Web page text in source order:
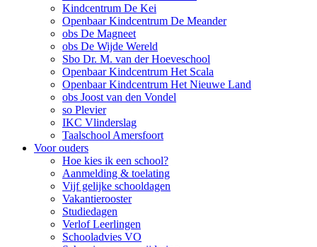
Kindcentrum De Kei
Openbaar Kindcentrum De Meander
obs De Magneet
obs De Wijde Wereld
Sbo Dr. M. van der Hoeveschool
Openbaar Kindcentrum Het Scala
Openbaar Kindcentrum Het Nieuwe Land
obs Joost van den Vondel
so Plevier
IKC Vlinderslag
Taalschool Amersfoort
Voor ouders
Hoe kies ik een school?
Aanmelding & toelating
Vijf gelijke schooldagen
Vakantierooster
Studiedagen
Verlof Leerlingen
Schooladvies VO